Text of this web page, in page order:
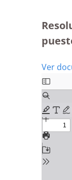
Ver